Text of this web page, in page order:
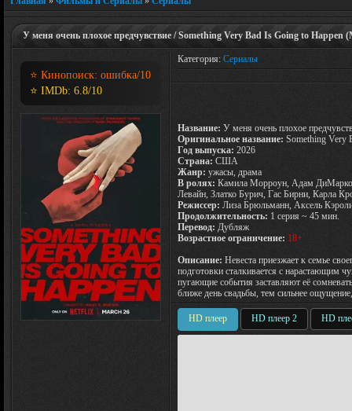
У меня очень плохое предчувствие / Something Very Bad Is Going to Happen
⭐ Кинопоиск: ошибка/10
⭐ IMDb: 6.8/10
Категория: Сериалы
Название: У меня очень плохое
Оригинальное название: Something Very
Год выпуска: 2026
Страна: США
Жанр: ужасы, драма
В ролях: Камила Морроун, Адам
Левайн, Златко Бурич, Гас Бирни, Карла
Режиссер: Лиза Брюльманн, Аксель
Продолжительность: 1 серия ~ 45 мин.
Перевод: Дубляж
Возрастное ограничение: 18+
Описание: Невеста приезжает к семье
подготовки сталкивается с нарастающим
пугающие события заставляют её
ближе день свадьбы, тем сильнее
HD плеер HD плеер 2 HD